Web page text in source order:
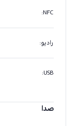
NFC
:
رادیو:
USB
:
صدا